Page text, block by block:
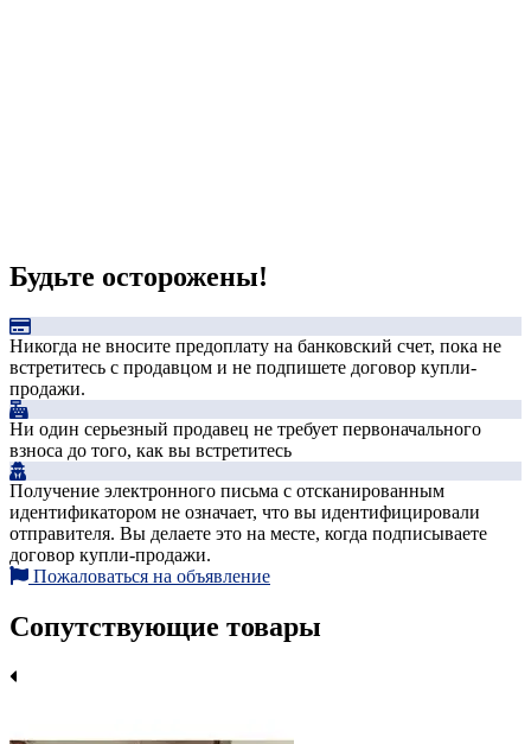
Будьте осторожены!
Никогда не вносите предоплату на банковский счет, пока не
встретитесь с продавцом и не подпишете договор купли-
продажи.
Ни один серьезный продавец не требует первоначального
взноса до того, как вы встретитесь
Получение электронного письма с отсканированным
идентификатором не означает, что вы идентифицировали
отправителя. Вы делаете это на месте, когда подписываете
договор купли-продажи.
Пожаловаться на объявление
Сопутствующие товары